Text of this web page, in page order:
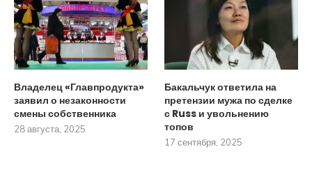
Владелец «Главпродукта»
заявил о незаконности
смены собственника
28 августа, 2025
Бакальчук ответила на
претензии мужа по сделке
с Russ и увольнению
топов
17 сентября, 2025